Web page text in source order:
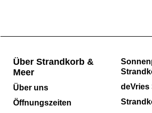
deVries
Über Strandkorb &
Meer
Über uns
Öffnungszeiten